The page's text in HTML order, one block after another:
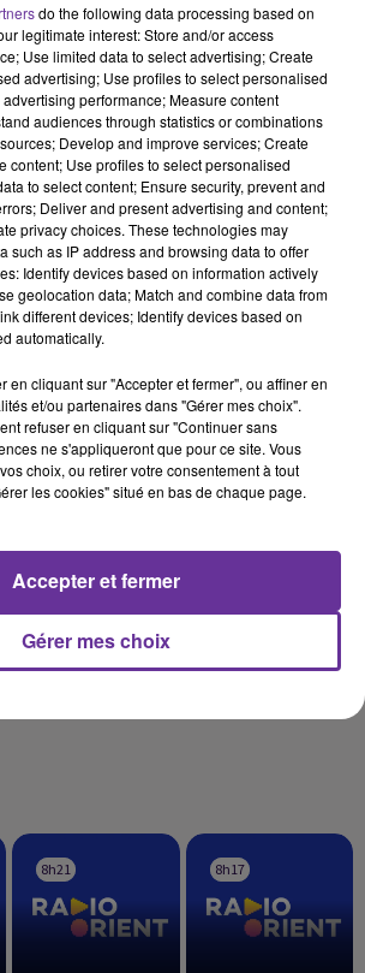
a été enregistré jeudi à New-York,
revenu de Guinée où il luttait contre le
de Médecins sans Frontières. Un premier
au Mali, en provenance de la Guinée
français de veille sanitaire (InVS),
pour Ebola répertoriés
17 cas ont été classés comme "cas
d'entre eux ne s'est avéré positif.
8h21
8h21 8h17
8h17
do the following data processing based on
legitimate interest: Store and/or access
Use limited data to select advertising; Create
advertising; Use profiles to select personalised
performance; Measure content
audiences through statistics or combinations
Develop and improve services; Create
content; Use profiles to select personalised
to select content; Ensure security, prevent and
Deliver and present advertising and content;
privacy choices. These technologies may
such as IP address and browsing data to offer
Identify devices based on information actively
geolocation data; Match and combine data from
different devices; Identify devices based on
automatically.
en cliquant sur "Accepter et fermer", ou affiner en
et/ou partenaires dans "Gérer mes choix".
refuser en cliquant sur "Continuer sans
ne s'appliqueront que pour ce site. Vous
choix, ou retirer votre consentement à tout
les cookies" situé en bas de chaque page.
Gérer mes choix
Accepter et fermer